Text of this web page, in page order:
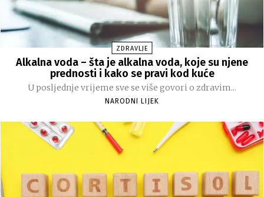
ZDRAVLJE
Alkalna voda – šta je alkalna voda, koje su njene
prednosti i kako se pravi kod kuće
U posljednje vrijeme sve se više govori o zdravim...
NARODNI LIJEK